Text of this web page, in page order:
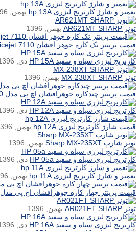
تعمیر و شارژ کارتریج لیزری hp 13A
بهمن, 1396
تونر AR621MT SHARP
بهمن, 1396
قیمت پرینتر تک کاره جوهر افشان HP Officejet 7110
کارتریج لیزری سیاه و سفید HP 15A
دی, 1396
تونر MX-238XT SHARP
بهمن, 1396
قیمت پرینتر چندکاره جوهرافشان اچ پی مدل DeskJet GT 5820
کارتریج لیزری سیاه و سفید HP 12A
دی, 1396
قیمت شارژ کارتریج لیزری hp 12A
بهمن, 1396
تونر شارپ Sharp MX-235XT
بهمن, 1396
کارتریج لیزری سیاه و سفید HP 05a
دی, 1396
تعمیر و شارژ کارتریج لیزری hp 11A
بهمن, 1396
قیمت پرینتر چهار کاره جوهرافشان اچ پی مدل ۴۶۵۰
تونر AR021FT SHARP
بهمن, 1396
کارتریج لیزری سیاه و سفید HP 16A
دی, 1396